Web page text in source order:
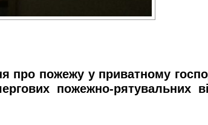
пожежу у приватному
пожежно-рятувальних